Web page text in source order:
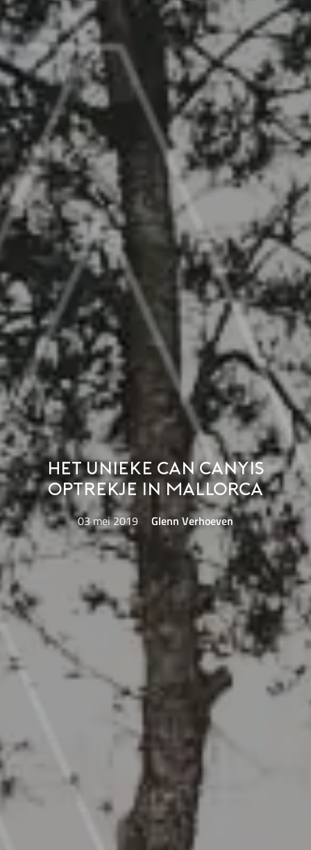
Het unieke Can Canyis
optrekje in Mallorca
03 mei 2019 Glenn Verhoeven